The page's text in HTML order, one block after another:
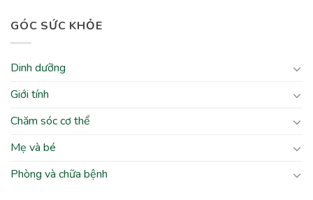
GÓC SỨC KHỎE
Dinh dưỡng
Giới tính
Chăm sóc cơ thể
Mẹ và bé
Phòng và chữa bệnh